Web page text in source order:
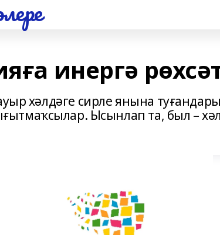
инергә
хәлдәге сирле янына
Ысынлап та, был –